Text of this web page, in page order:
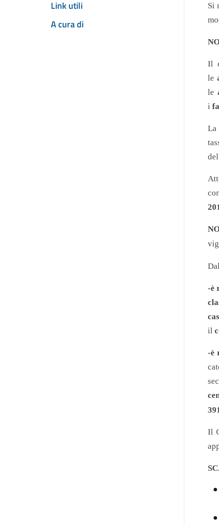
Link utili
A cura di
Si
Il
le
le
i
La
-è
il
-è
Il